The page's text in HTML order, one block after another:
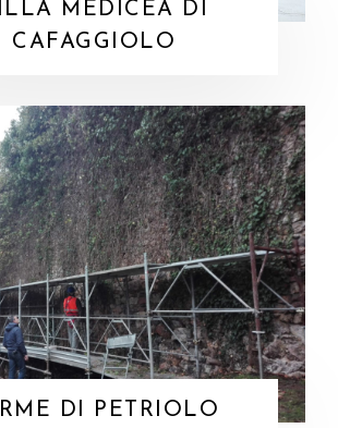
MEDICEA DI
CAFAGGIOLO
DI PETRIOLO